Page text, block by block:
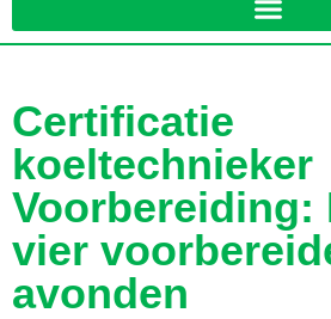
Certificatie
koeltechnieker
Voorbereiding:
vier
avonden